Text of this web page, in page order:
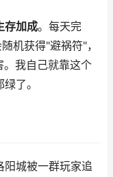
存加成。每天完
机获得"避祸符"，
。我自己就靠这个
了。
阳城被一群玩家追